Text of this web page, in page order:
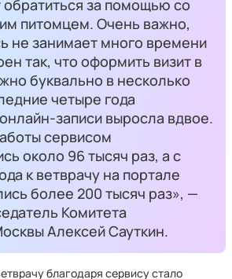
обратиться за помощью со
питомцем. Очень важно,
не занимает много времени
так, что оформить визит в
буквально в несколько
четыре года
записи выросла вдвое.
сервисом
около 96 тысяч раз, а с
к ветврачу на портале
более 200 тысяч раз», —
Комитета
Алексей Сауткин.
благодаря сервису стало